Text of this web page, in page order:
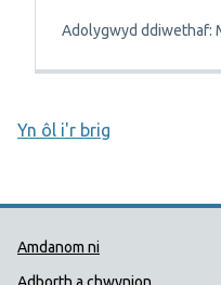
Adolygwyd ddiwethaf:
Yn ôl i'r brig
Dolenni
Amdanom ni